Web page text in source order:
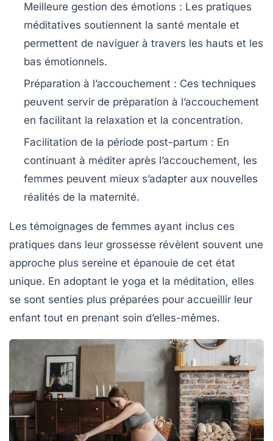
Meilleure gestion des émotions : Les pratiques
méditatives soutiennent la santé mentale et
permettent de naviguer à travers les hauts et les
bas émotionnels.
Préparation à l’accouchement : Ces techniques
peuvent servir de préparation à l’accouchement
en facilitant la relaxation et la concentration.
Facilitation de la période post-partum : En
continuant à méditer après l’accouchement, les
femmes peuvent mieux s’adapter aux nouvelles
réalités de la maternité.
Les témoignages de femmes ayant inclus ces
pratiques dans leur grossesse révèlent souvent une
approche plus sereine et épanouie de cet état
unique. En adoptant le yoga et la méditation, elles
se sont senties plus préparées pour accueillir leur
enfant tout en prenant soin d’elles-mêmes.